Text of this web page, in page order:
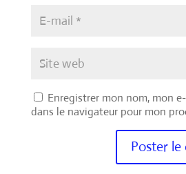
Enregistrer mon nom, mon
dans le navigateur pour mon